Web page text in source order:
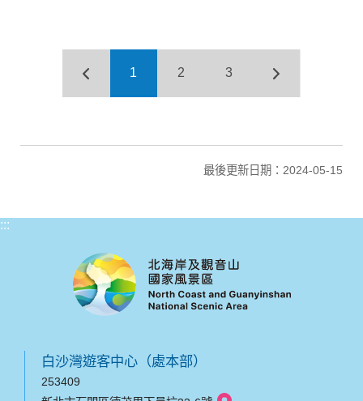
1 2 3
最後更新日期：2024-05-15
:::
白沙灣遊客中心（處本部）
253409